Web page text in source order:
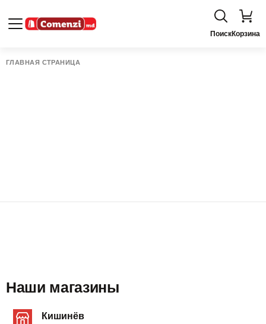
ПоискКорзина
ГЛАВНАЯ СТРАНИЦА
Наши магазины
Кишинёв